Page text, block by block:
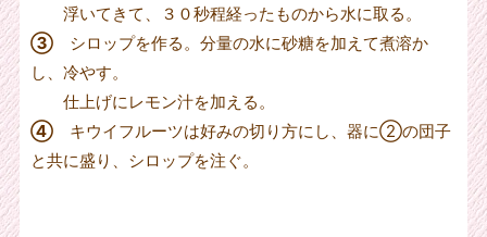
浮いてきて、３０秒程経ったものから水に取る。
③ シロップを作る。分量の水に砂糖を加えて煮溶か
し、冷やす。
仕上げにレモン汁を加える。
④ キウイフルーツは好みの切り方にし、器に②の団子
と共に盛り、シロップを注ぐ。